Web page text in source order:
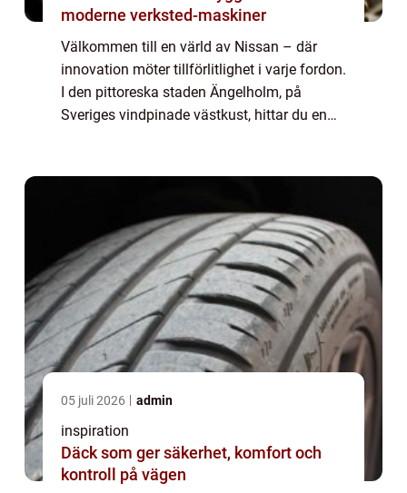
moderne verksted-maskiner
Välkommen till en värld av Nissan – där
innovation möter tillförlitlighet i varje fordon.
I den pittoreska staden Ängelholm, på
Sveriges vindpinade västkust, hittar du en
05 juli 2026 admin
inspiration
Däck som ger säkerhet, komfort och
kontroll på vägen